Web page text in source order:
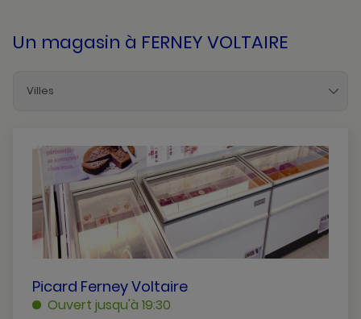
Un magasin à FERNEY VOLTAIRE
Villes
Belley
Beynost
Bourg-En-Bresse
Chatillon-Sur-Chalaronne
Ferney-Voltaire
Meximieux
PICARD
FERNEY
Picard Ferney Voltaire
Ouvert jusqu'à 19:30